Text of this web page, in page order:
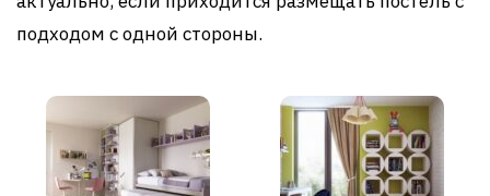
подходом с одной стороны.